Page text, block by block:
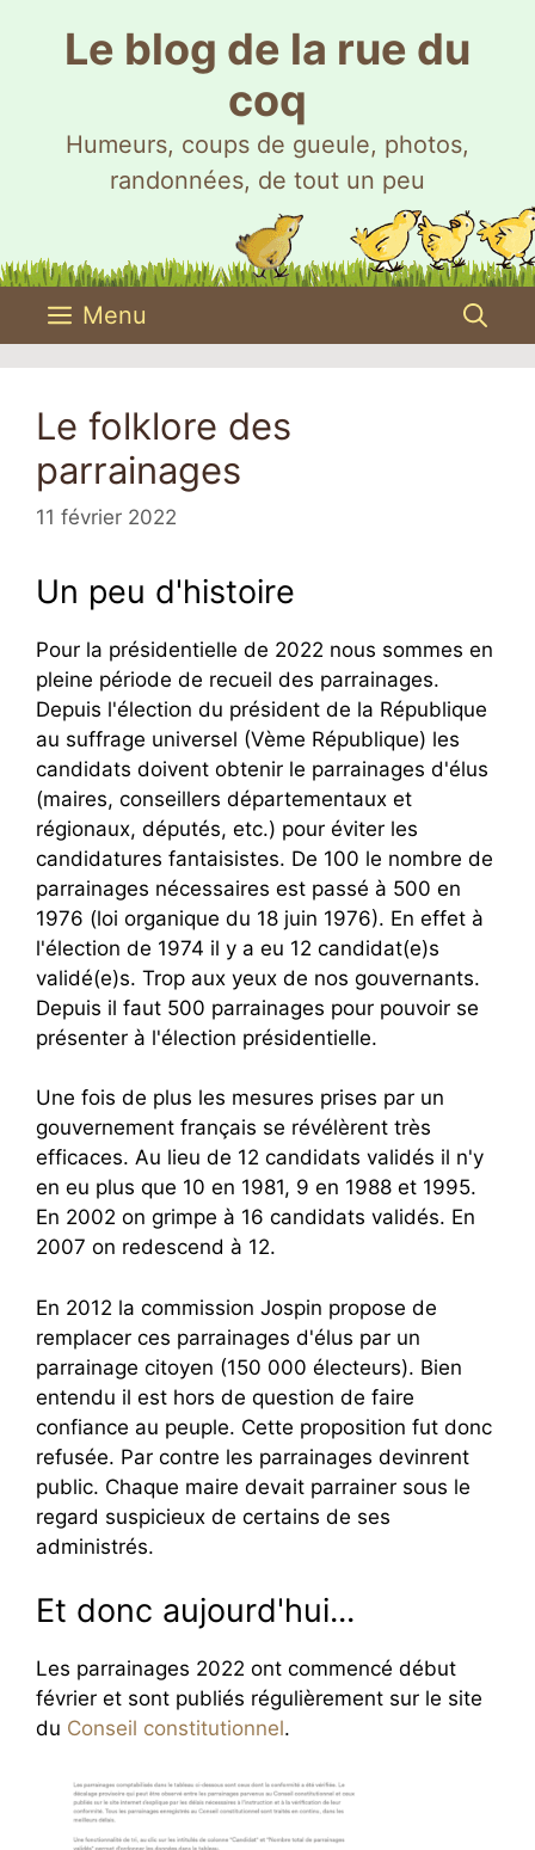
Le blog de la rue du
coq
Humeurs, coups de gueule, photos,
randonnées, de tout un peu
Menu
Le folklore des
parrainages
11 février 2022
Un peu d'histoire
Pour la présidentielle de 2022 nous sommes en
pleine période de recueil des parrainages.
Depuis l'élection du président de la République
au suffrage universel (Vème République) les
candidats doivent obtenir le parrainages d'élus
(maires, conseillers départementaux et
régionaux, députés, etc.) pour éviter les
candidatures fantaisistes. De 100 le nombre de
parrainages nécessaires est passé à 500 en
1976 (loi organique du 18 juin 1976). En effet à
l'élection de 1974 il y a eu 12 candidat(e)s
validé(e)s. Trop aux yeux de nos gouvernants.
Depuis il faut 500 parrainages pour pouvoir se
présenter à l'élection présidentielle.
Une fois de plus les mesures prises par un
gouvernement français se révélèrent très
efficaces. Au lieu de 12 candidats validés il n'y
en eu plus que 10 en 1981, 9 en 1988 et 1995.
En 2002 on grimpe à 16 candidats validés. En
2007 on redescend à 12.
En 2012 la commission Jospin propose de
remplacer ces parrainages d'élus par un
parrainage citoyen (150 000 électeurs). Bien
entendu il est hors de question de faire
confiance au peuple. Cette proposition fut donc
refusée. Par contre les parrainages devinrent
public. Chaque maire devait parrainer sous le
regard suspicieux de certains de ses
administrés.
Et donc aujourd'hui...
Les parrainages 2022 ont commencé début
février et sont publiés régulièrement sur le site
du Conseil constitutionnel.